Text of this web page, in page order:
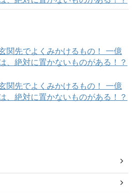
関先でよくみかけるもの！ 一億
、絶対に置かないものがある！？
関先でよくみかけるもの！ 一億
、絶対に置かないものがある！？